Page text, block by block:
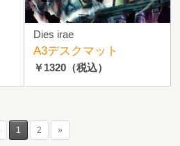
Dies irae
A3デスクマット
￥1320（税込）
1 2 »